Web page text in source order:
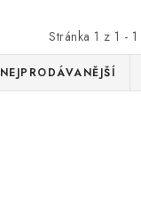
Stránka 1 z 1 - 1
NEJPRODÁVANĚJŠÍ